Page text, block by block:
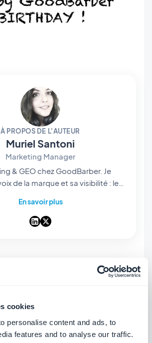
cookies
personalise content and ads, to
features and to analyse our traffic.
À PROPOS DE L'AUTEUR
Muriel Santoni
Marketing Manager
& GEO chez GoodBarber. Je
de la marque et sa visibilité : les
en plus — la manière dont ils
les réponses des IA. Storyteller
En savoir plus